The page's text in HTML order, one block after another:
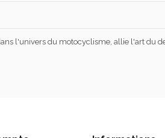
l'univers du motocyclisme, allie l'art du